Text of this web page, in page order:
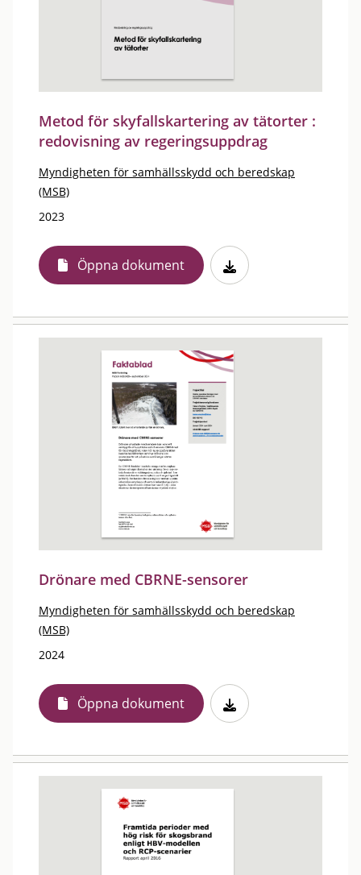
Metod för skyfallskartering av tätorter :
redovisning av regeringsuppdrag
Myndigheten för samhällsskydd och beredskap
(MSB)
2023
Öppna dokument
Drönare med CBRNE-sensorer
Myndigheten för samhällsskydd och beredskap
(MSB)
2024
Öppna dokument